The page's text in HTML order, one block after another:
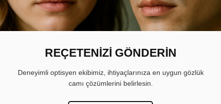
REÇETENİZİ GÖNDERİN
Deneyimli optisyen ekibimiz, ihtiyaçlarınıza en uygun gözlük
camı çözümlerini belirlesin.